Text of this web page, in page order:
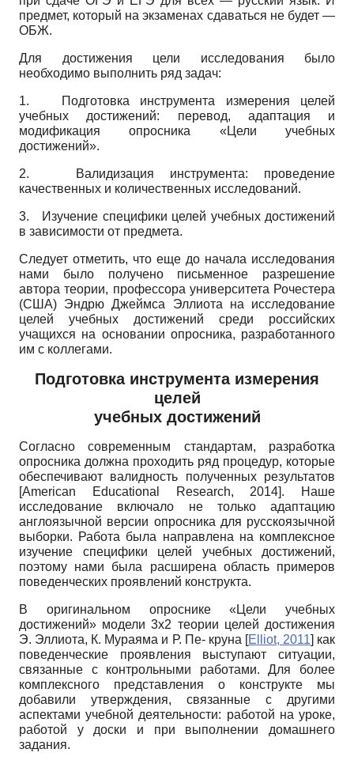
предмет, который на экзаменах сдаваться не будет —
ОБЖ.
Для достижения цели исследования было
необходимо выполнить ряд задач:
1.
Подготовка инструмента измерения целей
учебных достижений: перевод, адаптация и
модификация опросника «Цели учебных
достижений».
2. Валидизация инструмента: проведение
качественных и количественных исследований.
3.
Изучение специфики целей учебных достижений
в зависимости от предмета.
Следует отметить, что еще до начала исследования
нами было получено письменное разрешение
автора теории, профессора университета Рочестера
(США) Эндрю Джеймса Эллиота на исследование
целей учебных достижений среди российских
учащихся на основании опросника, разработанного
им с коллегами.
Подготовка инструмента измерения
целей
учебных достижений
Согласно современным стандартам, разработка
опросника должна проходить ряд процедур, которые
обеспечивают валидность полученных результатов
[American Educational Research, 2014]. Наше
исследование включало не только адаптацию
англоязычной версии опросника для русскоязычной
выборки. Работа была направлена на комплексное
изучение специфики целей учебных достижений,
поэтому нами была расширена область примеров
поведенческих проявлений конструкта.
В оригинальном опроснике «Цели учебных
достижений» модели 3х2 теории целей достижения
Э. Эллиота, К. Мураяма и Р. Пе- круна [Elliot, 2011] как
поведенческие проявления выступают ситуации,
связанные с контрольными работами. Для более
комплексного представления о конструкте мы
добавили утверждения, связанные с другими
аспектами учебной деятельности: работой на уроке,
работой у доски и при выполнении домашнего
задания.